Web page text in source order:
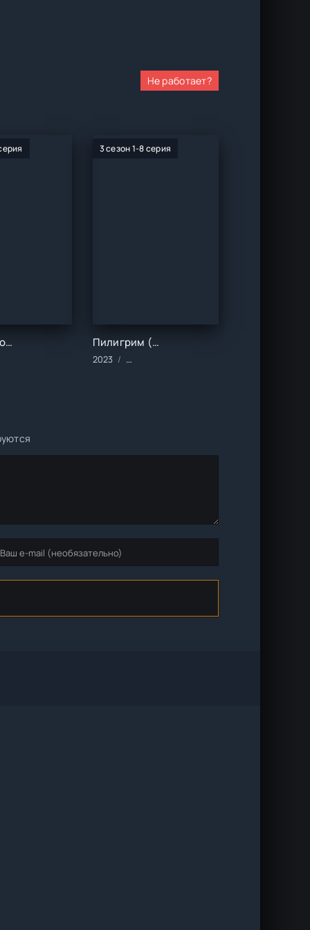
Не работает?
Детективы/Драма/Триллер
Наша доктор (1 сезон)
2020 год/Зарубежные/Мелодрамы
3 сезон 1-8 серия
Пилигрим (1-3 сезон)
2023 Сериалы/2023 год/Зарубежные/Русские/